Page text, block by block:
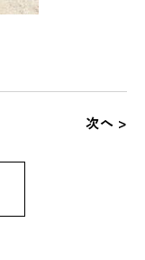
次へ >